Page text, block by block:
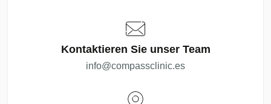
Kontaktieren Sie unser Team
info@compassclinic.es